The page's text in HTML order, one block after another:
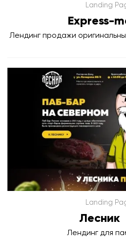
Landing
Express-
Лендинг продажи
Landing
Лесник
Лендинг для